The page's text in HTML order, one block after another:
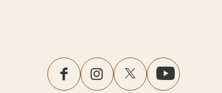
facebookinstagramtwitter youtube